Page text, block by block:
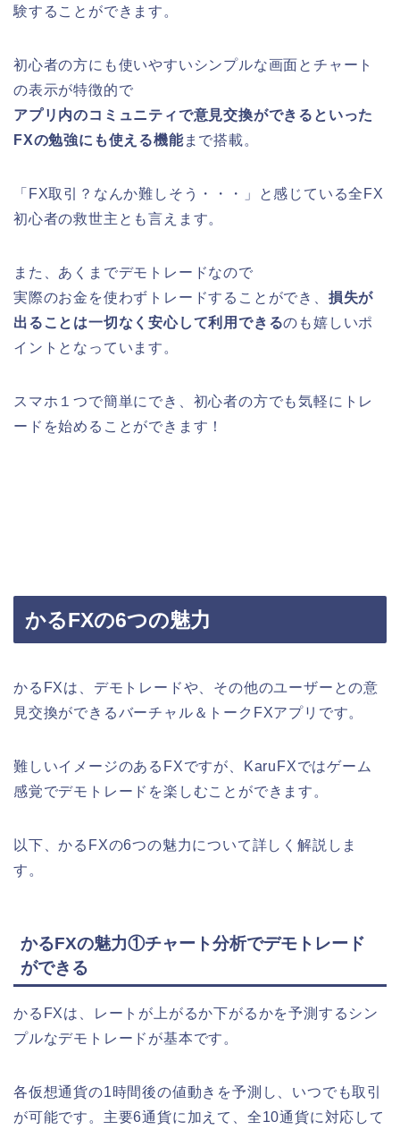
験することができます。
初心者の方にも使いやすいシンプルな画面とチャート
の表示が特徴的で
アプリ内のコミュニティで意見交換ができるといった
FXの勉強にも使える機能まで搭載。
「FX取引？なんか難しそう・・・」と感じている全FX
初心者の救世主とも言えます。
また、あくまでデモトレードなので
実際のお金を使わずトレードすることができ、 損失が
出ることは一切なく安心して利用できるのも嬉しいポ
イントとなっています。
スマホ１つで簡単にでき、初心者の方でも気軽にトレ
ードを始めることができます！
かるFXの6つの魅力
かるFXは、デモトレードや、その他のユーザーとの意
見交換ができるバーチャル＆トークFXアプリです。
難しいイメージのあるFXですが、KaruFXではゲーム
感覚でデモトレードを楽しむことができます。
以下、かるFXの6つの魅力について詳しく解説しま
す。
かるFXの魅力①チャート分析でデモトレード
ができる
かるFXは、レートが上がるか下がるかを予測するシン
プルなデモトレードが基本です。
各仮想通貨の1時間後の値動きを予測し、いつでも取引
が可能です。主要6通貨に加えて、全10通貨に対応して